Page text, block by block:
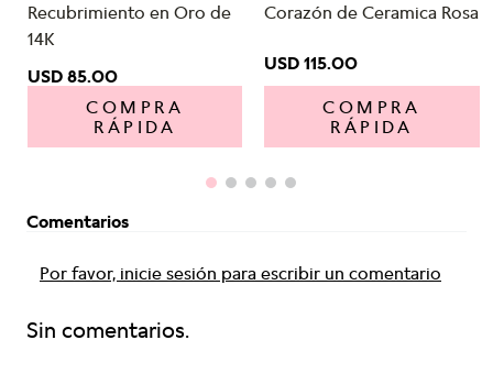
Recubrimiento en Oro de
14K
USD 85.00
COMPRA
RÁPIDA
Corazón de Ceramica Rosa
USD 115.00
COMPRA
RÁPIDA
Comentarios
Por favor, inicie sesión para escribir un comentario
Sin comentarios.